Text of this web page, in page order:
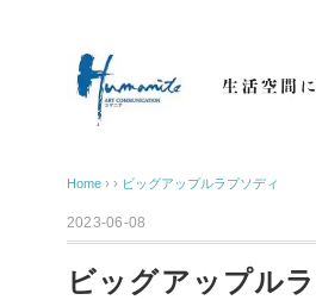
Home › › ビッグアップルラプソディ
2023-06-08
ビッグアップル